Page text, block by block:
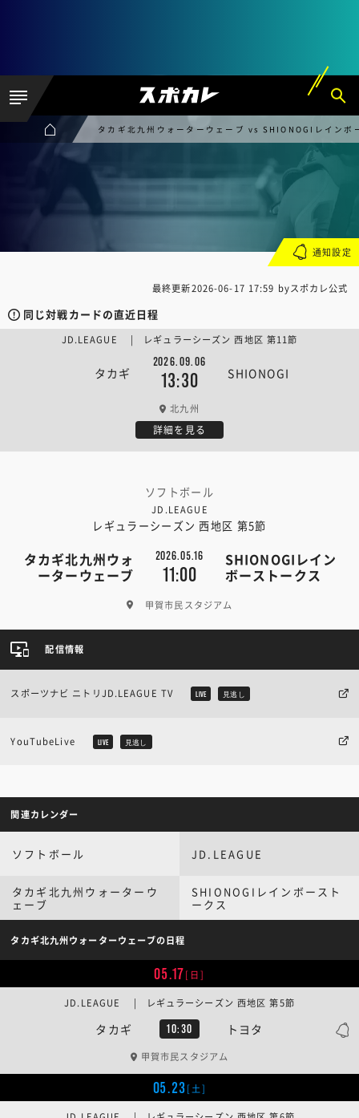
タカギ北九州ウォーターウェーブ vs SHIONOGIレインボ
最終更新2026-06-17 17:59 byスポカレ公式
同じ対戦カードの直近日程
タカギ
2026.09.06
13:30 SHIONOGI
JD.LEAGUE | レギュラーシーズン 西地区 第11節
北九州
詳細を見る
ソフトボール
JD.LEAGUE
レギュラーシーズン 西地区 第5節
タカギ北九州ウォ
ーターウェーブ
2026.05.16
11:00
SHIONOGIレイン
ボーストークス
甲賀市民スタジアム
通知設定
配信情報
スポーツナビ ニトリJD.LEAGUE TV LIVE 見逃し
YouTubeLive LIVE 見逃し
関連カレンダー
ソフトボール JD.LEAGUE
タカギ北九州ウォーターウ
ェーブ
SHIONOGIレインボースト
ークス
タカギ北九州ウォーターウェーブの日程
05.17[日]
タカギ 10:30 トヨタ
JD.LEAGUE | レギュラーシーズン 西地区 第5節
甲賀市民スタジアム
05.23[土]